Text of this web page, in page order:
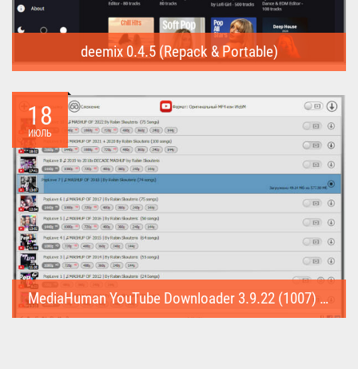
deemix 0.4.5 (Repack & Portable)
треки...
18
ИЮЛЬ
MediaHuman YouTube Downloader 3.9.22 (1007) (Repack & Portable)